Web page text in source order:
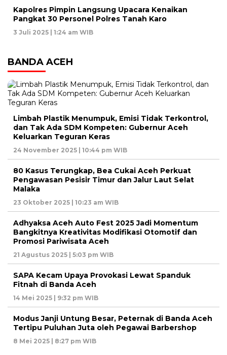
Kapolres Pimpin Langsung Upacara Kenaikan
Pangkat 30 Personel Polres Tanah Karo
3 Juli 2025 | 1:24 am WIB
BANDA ACEH
Limbah Plastik Menumpuk, Emisi Tidak Terkontrol,
dan Tak Ada SDM Kompeten: Gubernur Aceh
Keluarkan Teguran Keras
24 November 2025 | 10:44 pm WIB
80 Kasus Terungkap, Bea Cukai Aceh Perkuat
Pengawasan Pesisir Timur dan Jalur Laut Selat
Malaka
23 Oktober 2025 | 10:23 am WIB
Adhyaksa Aceh Auto Fest 2025 Jadi Momentum
Bangkitnya Kreativitas Modifikasi Otomotif dan
Promosi Pariwisata Aceh
21 Agustus 2025 | 5:03 pm WIB
SAPA Kecam Upaya Provokasi Lewat Spanduk
Fitnah di Banda Aceh
14 Mei 2025 | 9:32 pm WIB
Modus Janji Untung Besar, Peternak di Banda Aceh
Tertipu Puluhan Juta oleh Pegawai Barbershop
8 Mei 2025 | 8:27 pm WIB